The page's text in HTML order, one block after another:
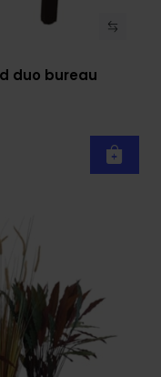
duo bureau